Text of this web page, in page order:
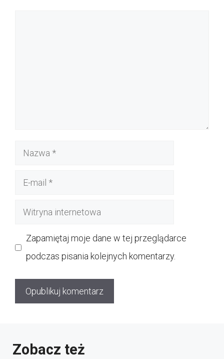
Nazwa
Witryna
Zapamiętaj moje dane w tej przeglądarce
podczas pisania kolejnych komentarzy.
Zobacz też